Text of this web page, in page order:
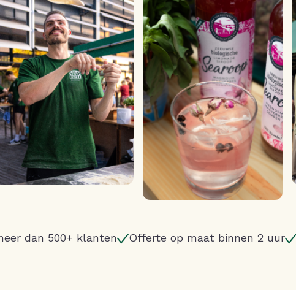
dan 500+ klanten Offerte op maat binnen 2 uur